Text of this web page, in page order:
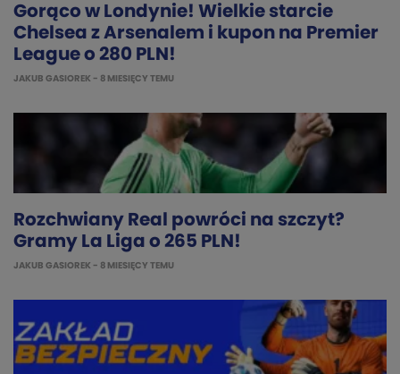
Gorąco w Londynie! Wielkie starcie
Chelsea z Arsenalem i kupon na Premier
League o 280 PLN!
JAKUB GASIOREK - 8 MIESIĘCY TEMU
Rozchwiany Real powróci na szczyt?
Gramy La Liga o 265 PLN!
JAKUB GASIOREK - 8 MIESIĘCY TEMU